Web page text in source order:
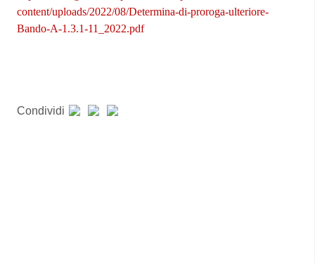
content/uploads/2022/08/Determina-di-proroga-ulteriore-
Bando-A-1.3.1-11_2022.pdf
Condividi